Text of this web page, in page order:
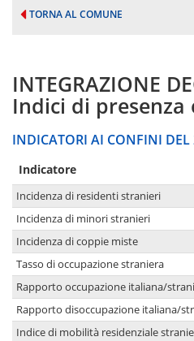
TORNA AL COMUNE
INTEGRAZIONE
Indici di
INDICATORI AI CONFINI DEL
Indicatore
Incidenza di residenti stranieri
Incidenza di minori stranieri
Incidenza di coppie miste
Tasso di occupazione straniera
Rapporto occupazione italiana/
Rapporto disoccupazione italiana/
Indice di mobilità residenziale